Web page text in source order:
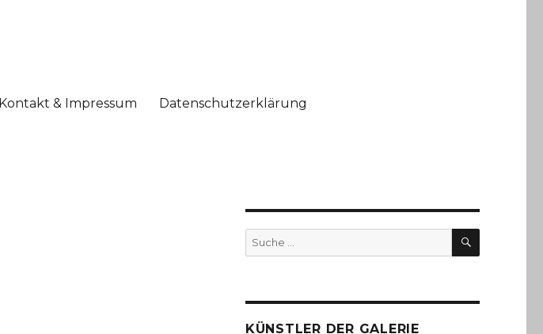
Kontakt & Impressum Datenschutzerklärung
Suche
nach:
SUCHE
KÜNSTLER DER GALERIE